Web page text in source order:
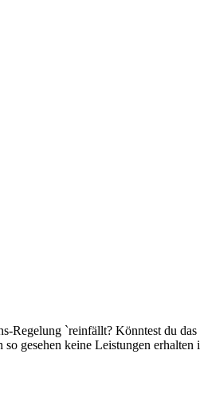
Regelung `reinfällt? Könntest du
gesehen keine Leistungen erhalten